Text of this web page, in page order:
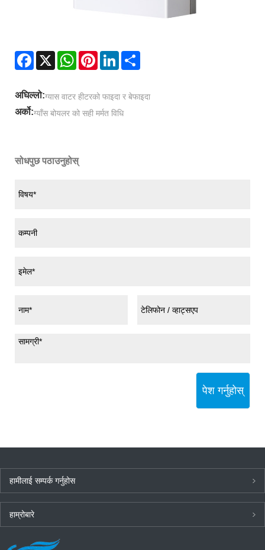
Facebook
X WhatsAppPinterestLinkedIn
अघिल्लो:ग्यास वाटर हीटरको फाइदा र बेफाइदा
अर्को:ग्याँस बोयलर को सही मर्मत विधि
सोधपुछ पठाउनुहोस्
पेश गर्नुहोस्
हामीलाई सम्पर्क गर्नुहोस
हाम्रोबारे
ताजा खबर